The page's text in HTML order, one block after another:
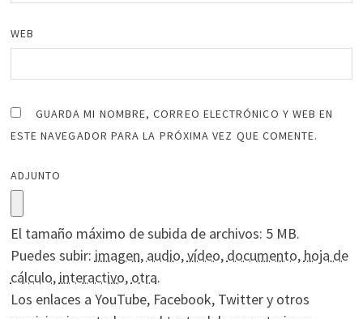
WEB
GUARDA MI NOMBRE, CORREO ELECTRÓNICO Y WEB EN
ESTE NAVEGADOR PARA LA PRÓXIMA VEZ QUE COMENTE.
ADJUNTO
El tamaño máximo de subida de archivos: 5 MB.
Puedes subir: imagen, audio,vídeo, documento, hoja de
cálculo, interactivo, otra.
Los enlaces a YouTube, Facebook, Twitter y otros